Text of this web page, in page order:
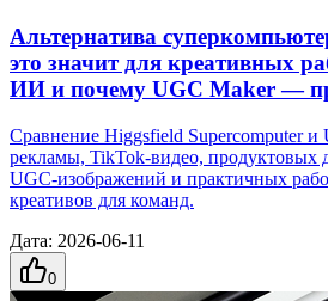
Альтернатива
это значит для креативных
ИИ и почему UGC Maker —
Сравнение Higgsfield Supercomputer
рекламы, TikTok‑видео, продуктовых
UGC‑изображений и практичных
креативов для команд.
Дата: 2026-06-11
0